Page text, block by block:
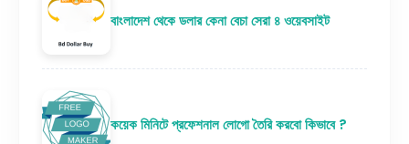
বাংলাদেশ থেকে ডলার কেনা বেচা সেরা ৪ ওয়েবসাইট
কয়েক মিনিটে প্রফেশনাল লোগো তৈরি করবো কিভাবে ?